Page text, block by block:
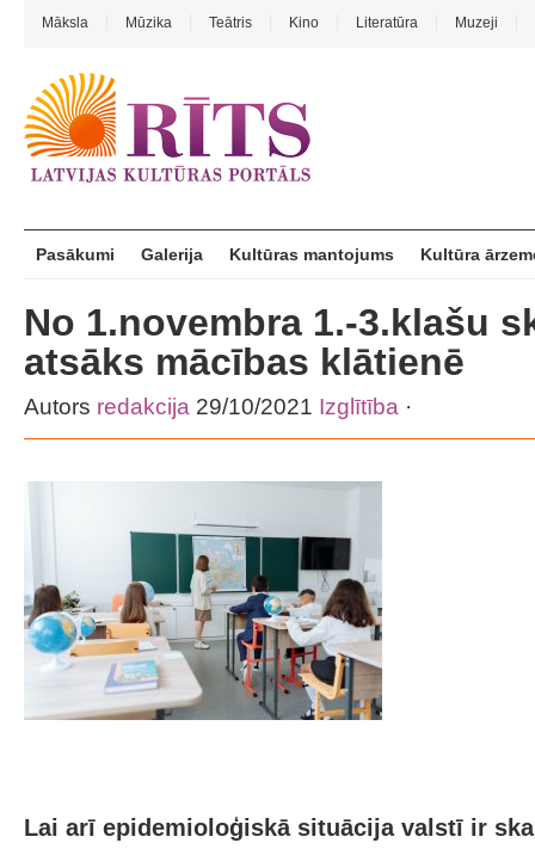
Māksla Mūzika Teātris Kino Literatūra Muzeji
Pasākumi Galerija Kultūras mantojums Kultūra
No 1.novembra 1.-3.klašu
atsāks mācības klātienē
Autors redakcija 29/10/2021 Izglītība ·
Lai arī epidemioloģiskā situācija valstī ir